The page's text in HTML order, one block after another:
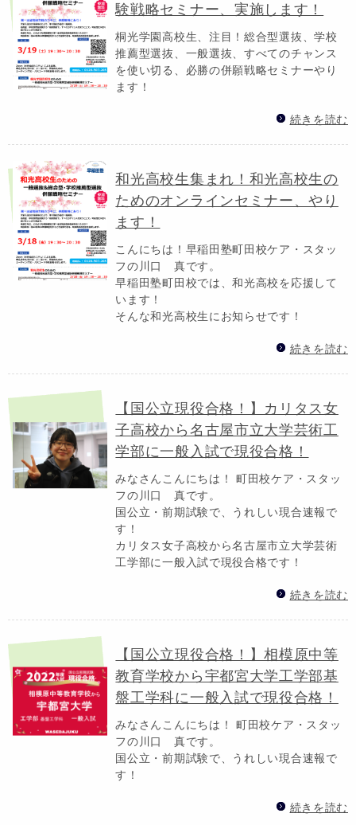
験戦略セミナー、実施します！
桐光学園高校生、注目！総合型選抜、学校
推薦型選抜、一般選抜、すべてのチャンス
を使い切る、必勝の併願戦略セミナーやり
ます！
続きを読む
和光高校生集まれ！和光高校生の
ためのオンラインセミナー、やり
ます！
こんにちは！早稲田塾町田校ケア・スタッ
フの川口 真です。
早稲田塾町田校では、和光高校を応援して
います！
そんな和光高校生にお知らせです！
続きを読む
【国公立現役合格！】カリタス女
子高校から名古屋市立大学芸術工
学部に一般入試で現役合格！
みなさんこんにちは！ 町田校ケア・スタッ
フの川口 真です。
国公立・前期試験で、うれしい現合速報で
す！
カリタス女子高校から名古屋市立大学芸術
工学部に一般入試で現役合格です！
続きを読む
【国公立現役合格！】相模原中等
教育学校から宇都宮大学工学部基
盤工学科に一般入試で現役合格！
みなさんこんにちは！ 町田校ケア・スタッ
フの川口 真です。
国公立・前期試験で、うれしい現合速報で
す！
続きを読む